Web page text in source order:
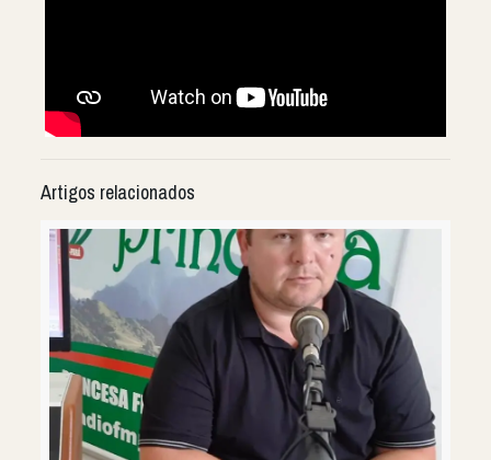
Artigos relacionados